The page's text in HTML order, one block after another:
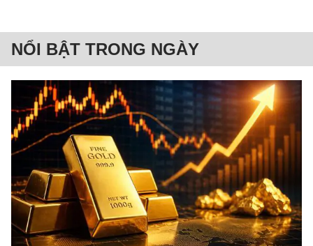
NỔI BẬT TRONG NGÀY